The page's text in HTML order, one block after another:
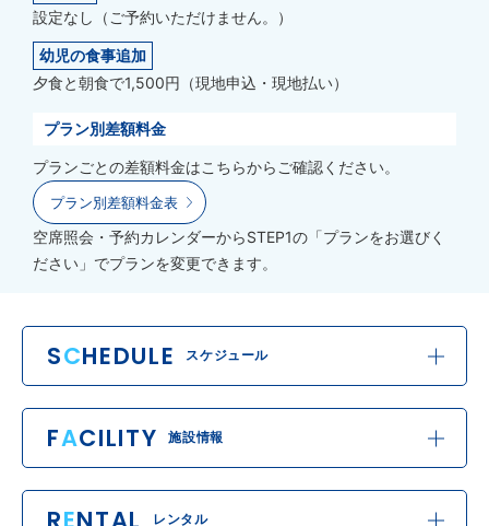
設定なし（ご予約いただけません。）
幼児の食事追加
夕食と朝食で1,500円（現地申込・現地払い）
プラン別差額料金
プランごとの差額料金はこちらからご確認ください。
プラン別差額料金表
空席照会・予約カレンダーからSTEP1の「プランをお選びく
ださい」でプランを変更できます。
SCHEDULE スケジュール
FACILITY 施設情報
レンタル